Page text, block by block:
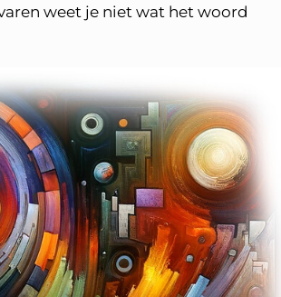
weet je niet wat het woord